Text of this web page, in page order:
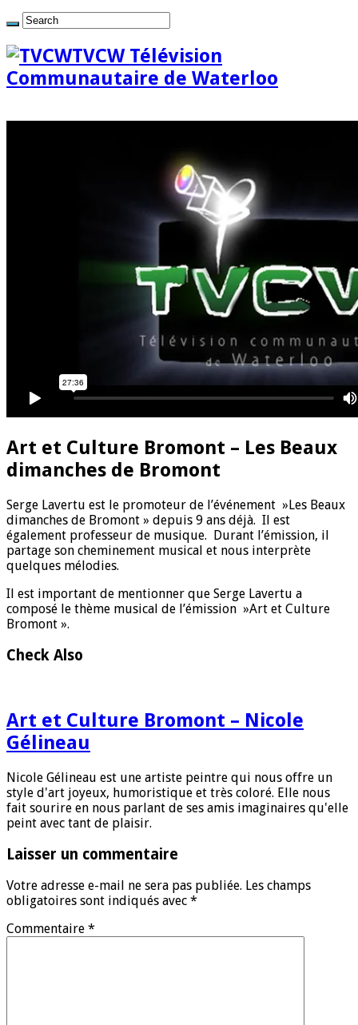
TVCW Télévision
Communautaire de Waterloo
Art et Culture Bromont – Les Beaux
dimanches de Bromont
Serge Lavertu est le promoteur de l’événement »Les Beaux
dimanches de Bromont » depuis 9 ans déjà. Il est
également professeur de musique. Durant l’émission, il
partage son cheminement musical et nous interprète
quelques mélodies.
Il est important de mentionner que Serge Lavertu a
composé le thème musical de l’émission »Art et Culture
Bromont ».
Check Also
Art et Culture Bromont – Nicole
Gélineau
Nicole Gélineau est une artiste peintre qui nous offre un
style d'art joyeux, humoristique et très coloré. Elle nous
fait sourire en nous parlant de ses amis imaginaires qu'elle
peint avec tant de plaisir.
Laisser un commentaire
Votre adresse e-mail ne sera pas publiée. Les champs
obligatoires sont indiqués avec *
Commentaire *